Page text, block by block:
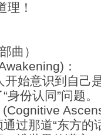
理！
曲）
：
始意识到自己
份认同”问题。
过那道“东方的